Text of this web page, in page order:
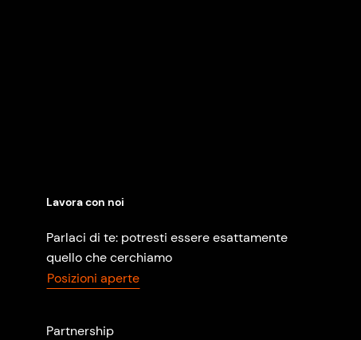
Lavora con noi
Parlaci di te: potresti essere esattamente
quello che cerchiamo
Posizioni aperte
Partnership